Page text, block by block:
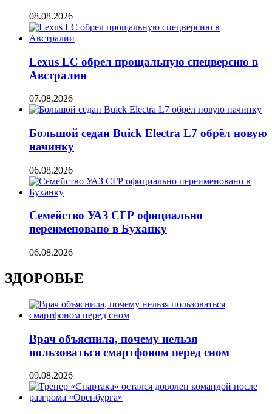
08.08.2026
Lexus LC обрел прощальную спецверсию в
Австралии
07.08.2026
Большой седан Buick Electra L7 обрёл новую
начинку
06.08.2026
Семейство УАЗ СГР официально
переименовано в Буханку
06.08.2026
ЗДОРОВЬЕ
Врач объяснила, почему нельзя
пользоваться смартфоном перед сном
09.08.2026